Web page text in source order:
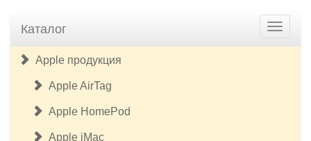
Каталог
Apple продукция
Apple AirTag
Apple HomePod
Apple iMac